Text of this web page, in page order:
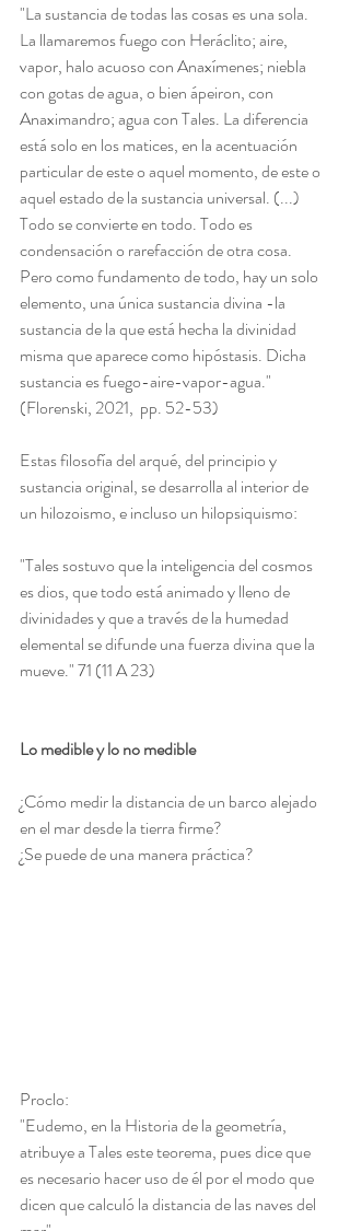
"La sustancia de todas las cosas es una sola.
La llamaremos fuego con Heráclito; aire,
vapor, halo acuoso con Anaxímenes; niebla
con gotas de agua, o bien ápeiron, con
Anaximandro; agua con Tales. La diferencia
está solo en los matices, en la acentuación
particular de este o aquel momento, de este o
aquel estado de la sustancia universal. (...)
Todo se convierte en todo. Todo es
condensación o rarefacción de otra cosa.
Pero como fundamento de todo, hay un solo
elemento, una única sustancia divina -la
sustancia de la que está hecha la divinidad
misma que aparece como hipóstasis. Dicha
sustancia es fuego-aire-vapor-agua."
(Florenski, 2021,  pp. 52-53)
Estas filosofía del arqué, del principio y
sustancia original, se desarrolla al interior de
un hilozoismo, e incluso un hilopsiquismo:
"Tales sostuvo que la inteligencia del cosmos
es dios, que todo está animado y lleno de
divinidades y que a través de la humedad
elemental se difunde una fuerza divina que la
mueve." 71 (11 A 23)
Lo medible y lo no medible
¿Cómo medir la distancia de un barco alejado
en el mar desde la tierra firme?
¿Se puede de una manera práctica?
Proclo:
"Eudemo, en la Historia de la geometría,
atribuye a Tales este teorema, pues dice que
es necesario hacer uso de él por el modo que
dicen que calculó la distancia de las naves del